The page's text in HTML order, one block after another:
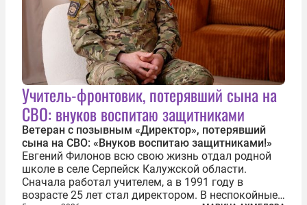
Учитель-фронтовик, потерявший сына на
СВО: внуков воспитаю защитниками
Ветеран с позывным «Директор», потерявший
сына на СВО: «Внуков воспитаю защитниками!»
Евгений Филонов всю свою жизнь отдал родной
школе в селе Серпейск Калужской области.
Сначала работал учителем, а в 1991 году в
возрасте 25 лет стал директором. В неспокойные